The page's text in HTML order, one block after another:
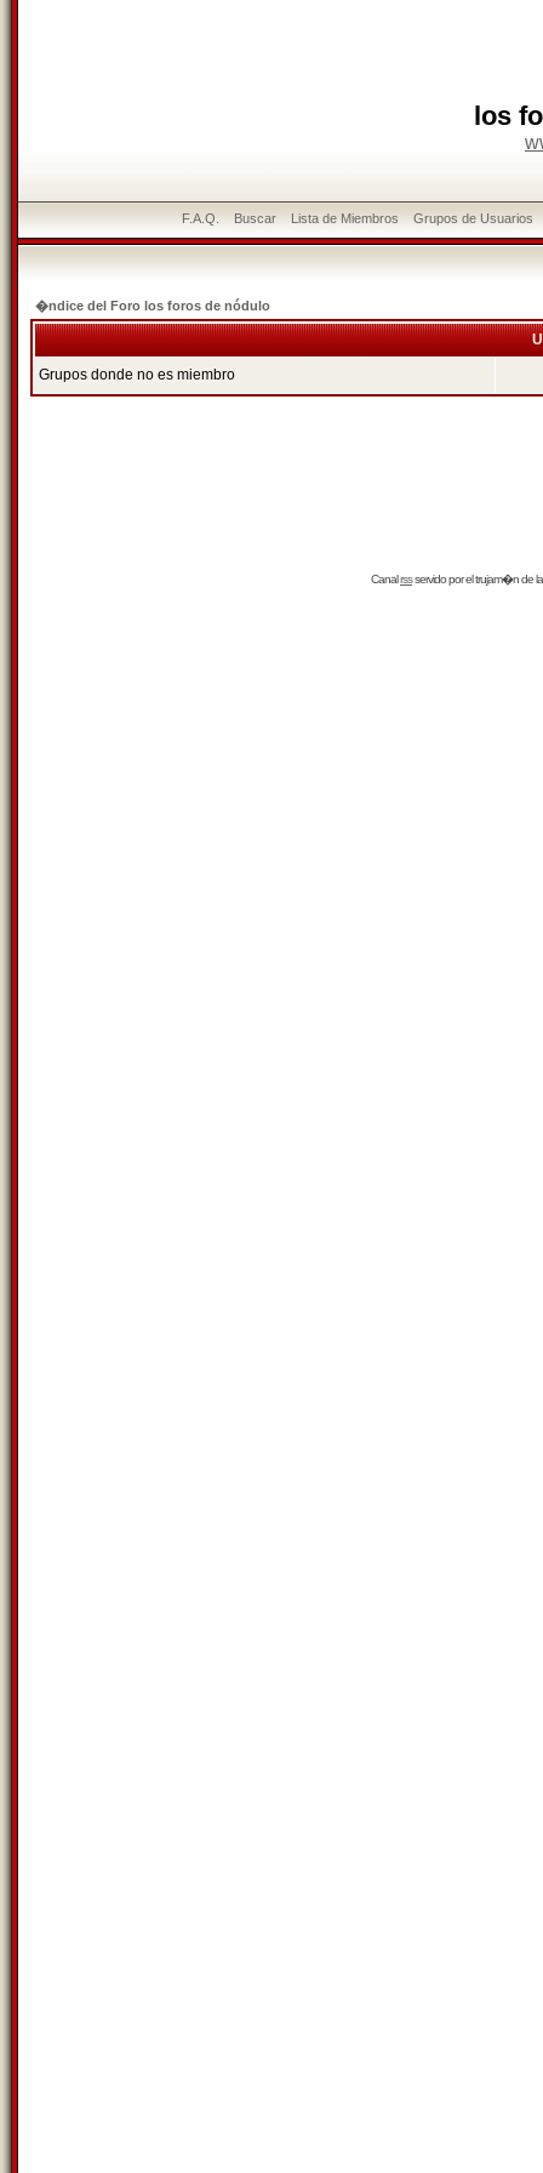
los
F.A.Q. Buscar Lista de Miembros Grupos de Usuarios
�ndice del Foro los foros de nódulo
Grupos donde no es miembro
Canalrssservido por eltrujam�nde